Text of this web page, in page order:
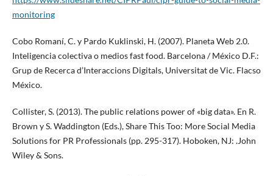
monitoring
Cobo Romaní, C. y Pardo Kuklinski, H. (2007). Planeta Web 2.0.
Inteligencia colectiva o medios fast food. Barcelona / México D.F.:
Grup de Recerca d’Interaccions Digitals, Universitat de Vic. Flacso
México.
Collister, S. (2013). The public relations power of «big data». En R.
Brown y S. Waddington (Eds.), Share This Too: More Social Media
Solutions for PR Professionals (pp. 295-317). Hoboken, NJ: .John
Wiley & Sons.